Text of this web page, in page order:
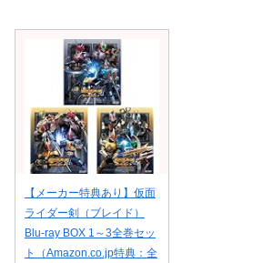
【メーカー特典あり】仮面
ライダー剣（ブレイド）
Blu-ray BOX 1～3全巻セッ
ト（Amazon.co.jp特典：全